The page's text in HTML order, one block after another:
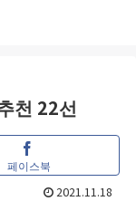
천 22선
페이스북
2021.11.18